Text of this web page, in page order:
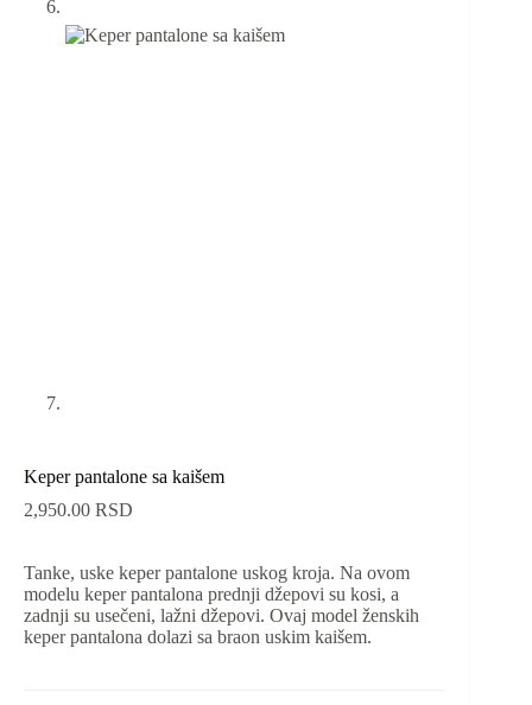
Keper pantalone sa kaišem
2,950.00 RSD
Tanke, uske keper pantalone uskog kroja. Na ovom
modelu keper pantalona prednji džepovi su kosi, a
zadnji su usečeni, lažni džepovi. Ovaj model ženskih
keper pantalona dolazi sa braon uskim kaišem.